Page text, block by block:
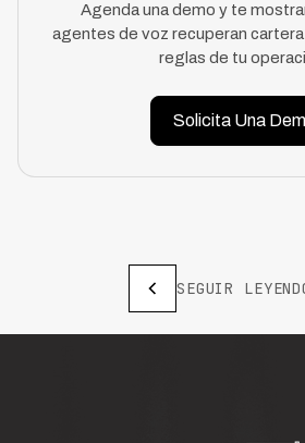
Agenda una demo y te
agentes de voz recuperan cartera
reglas de tu
Solicita Una
SEGUIR